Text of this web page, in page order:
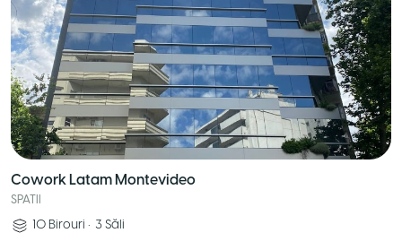
Cowork Latam Montevideo
SPATII
10 Birouri • 3 Săli